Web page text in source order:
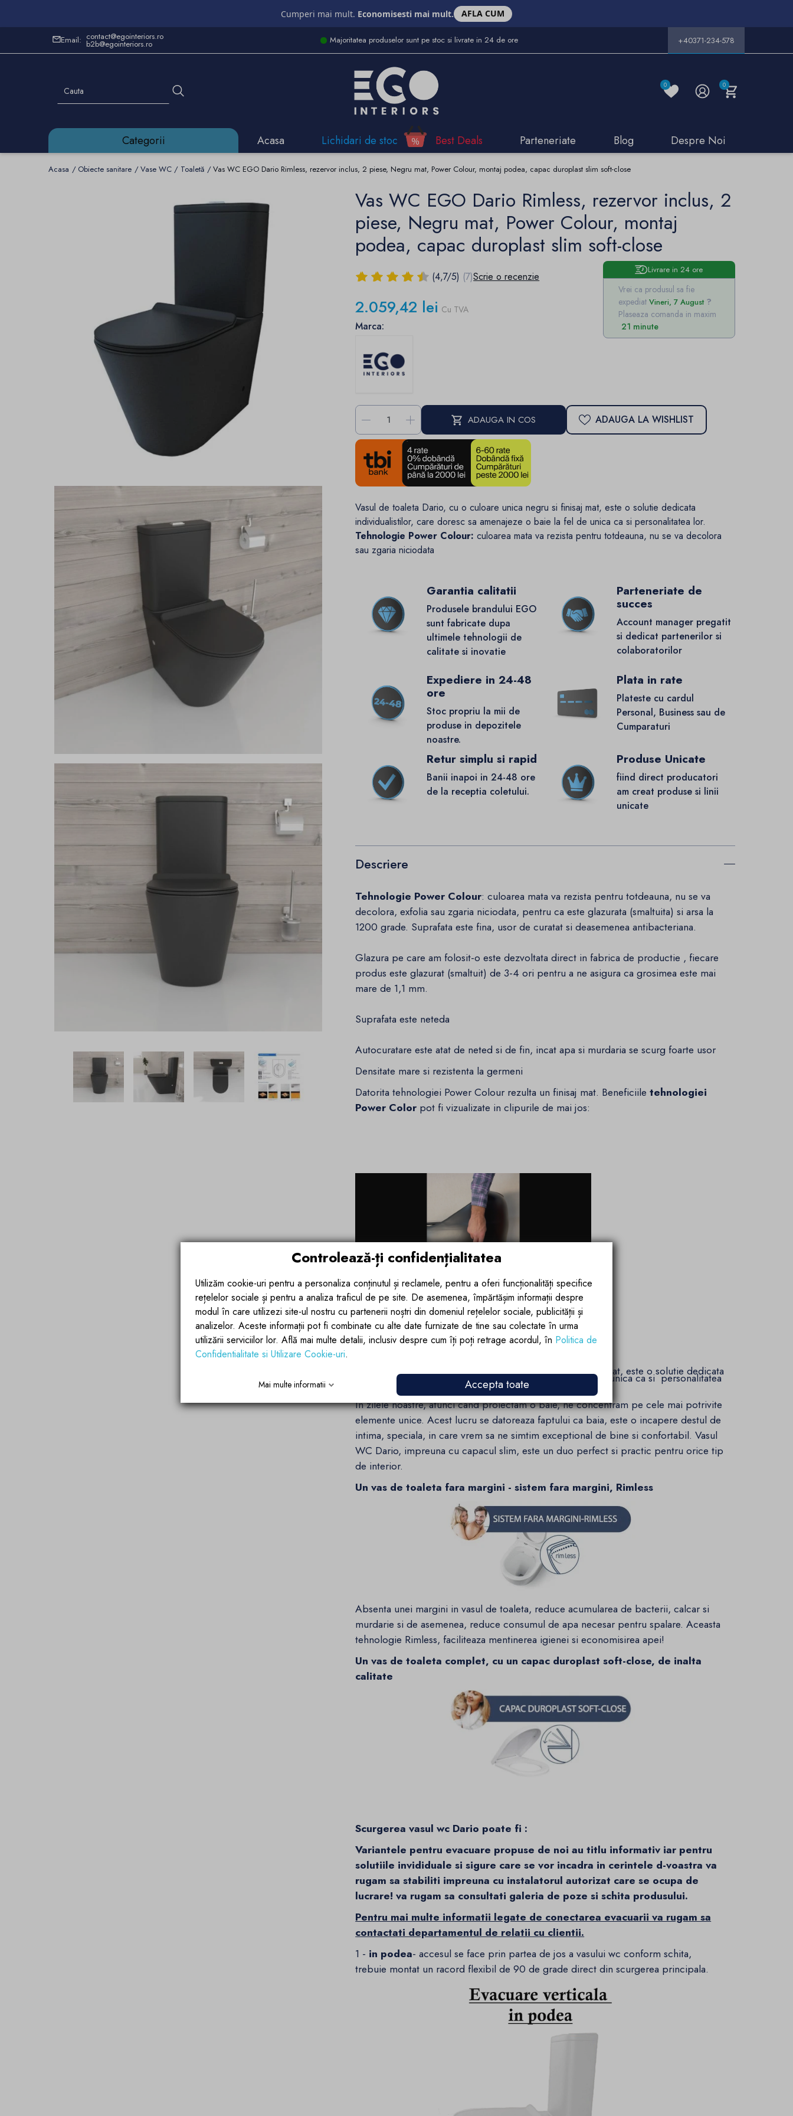
Cumperi mai mult. Economisesti mai mult. AFLA CUM
Email: contact@egointeriors.ro
b2b@egointeriors.ro Majoritatea produselor sunt pe stoc si livrate in 24 de ore +40371-234-578
0 0
Categorii Acasa Lichidari de stoc Best Deals Parteneriate Blog Despre Noi
Acasa Obiecte sanitare Vase WC / Toaletă Vas WC EGO Dario Rimless, rezervor inclus, 2 piese, Negru mat, Power Colour, montaj podea, capac duroplast slim soft-close
Vas WC EGO Dario Rimless, rezervor inclus, 2
piese, Negru mat, Power Colour, montaj
podea, capac duroplast slim soft-close
Livrare in 24 ore
Vrei ca produsul sa fie
expediat Vineri, 7 August
Plaseaza comanda in maxim
21 minute
(4,7/5) (7)Scrie o recenzie
2.059,42 lei Cu TVA
Marca:
- + ADAUGA IN COS ADAUGA LA WISHLIST
Vasul de toaleta Dario, cu o culoare unica negru si finisaj mat, este o solutie dedicata
individualistilor, care doresc sa amenajeze o baie la fel de unica ca si personalitatea lor.
Tehnologie Power Colour:culoarea mata va rezista pentru totdeauna, nu se va decolora
sau zgaria niciodata
Garantia calitatii
Produsele brandului EGO
sunt fabricate dupa
ultimele tehnologii de
calitate si inovatie
Parteneriate de
succes
Account manager pregatit
si dedicat partenerilor si
colaboratorilor
Expediere in 24-48
ore
Stoc propriu la mii de
produse in depozitele
noastre.
Plata in rate
Plateste cu cardul
Personal, Business sau de
Cumparaturi
Retur simplu si rapid
Banii inapoi in 24-48 ore
de la receptia coletului.
Produse Unicate
fiind direct producatori
am creat produse si linii
unicate
Descriere
Tehnologie Power Colour: culoarea mata va rezista pentru totdeauna, nu se va
decolora, exfolia sau zgaria niciodata, pentru ca este glazurata (smaltuita) si arsa la
1200 grade. Suprafata este fina, usor de curatat si deasemenea antibacteriana.
Glazura pe care am folosit-o este dezvoltata direct in fabrica de productie , fiecare
produs este glazurat (smaltuit) de 3-4 ori pentru a ne asigura ca grosimea este mai
mare de 1,1 mm.
Suprafata este neteda
Autocuratare este atat de neted si de fin, incat apa si murdaria se scurg foarte usor
Densitate mare si rezistenta la germeni
Datorita tehnologiei Power Colour rezulta un finisaj mat. Beneficiiletehnologiei
Power Color pot fi vizualizate in clipurile de mai jos:
Vasul de toaleta Dario, cu o culoare unica negru si finisaj mat, este o solutie dedicata
individualistilor, care doresc sa amenajeze o baie la fel de unica ca si personalitatea
In zilele noastre, atunci cand proiectam o baie, ne concentram pe cele mai potrivite
elemente unice. Acest lucru se datoreaza faptului ca baia, este o incapere destul de
intima, speciala, in care vrem sa ne simtim exceptional de bine si confortabil. Vasul
WC Dario, impreuna cu capacul slim, este un duo perfect si practic pentru orice tip
de interior.
Un vas de toaleta fara margini - sistem fara margini, Rimless
Absenta unei margini in vasul de toaleta, reduce acumularea de bacterii, calcar si
murdarie si de asemenea, reduce consumul de apa necesar pentru spalare. Aceasta
tehnologie Rimless, faciliteaza mentinerea igienei si economisirea apei!
Un vas de toaleta complet, cu un capac duroplast soft-close, de inalta
calitate
Scurgerea vasul wc Dario poate fi :
Variantele pentru evacuare propuse de noi au titlu informativ iar pentru
solutiile invididuale si sigure care se vor incadra in cerintele d-voastra va
rugam sa stabiliti impreuna cu instalatorul autorizat care se ocupa de
lucrare! va rugam sa consultati galeria de poze si schita produsului.
Pentru mai multe informatii legate de conectarea evacuarii va rugam sa
contactati departamentul de relatii cu clientii.
1 - in podea- accesul se face prin partea de jos a vasului wc conform schita,
trebuie montat un racord flexibil de 90 de grade direct din scurgerea principala.
Controlează-ți confidențialitatea
Utilizăm cookie-uri pentru a personaliza conținutul și reclamele, pentru a oferi funcționalități specifice
rețelelor sociale și pentru a analiza traficul de pe site. De asemenea, împărtășim informații despre
modul în care utilizezi site-ul nostru cu partenerii noștri din domeniul rețelelor sociale, publicității și
analizelor. Aceste informații pot fi combinate cu alte date furnizate de tine sau colectate în urma
utilizării serviciilor lor. Află mai multe detalii, inclusiv despre cum îți poți retrage acordul, în Politica de
Confidentialitate si Utilizare Cookie-uri.
Mai multe informatii Accepta toate